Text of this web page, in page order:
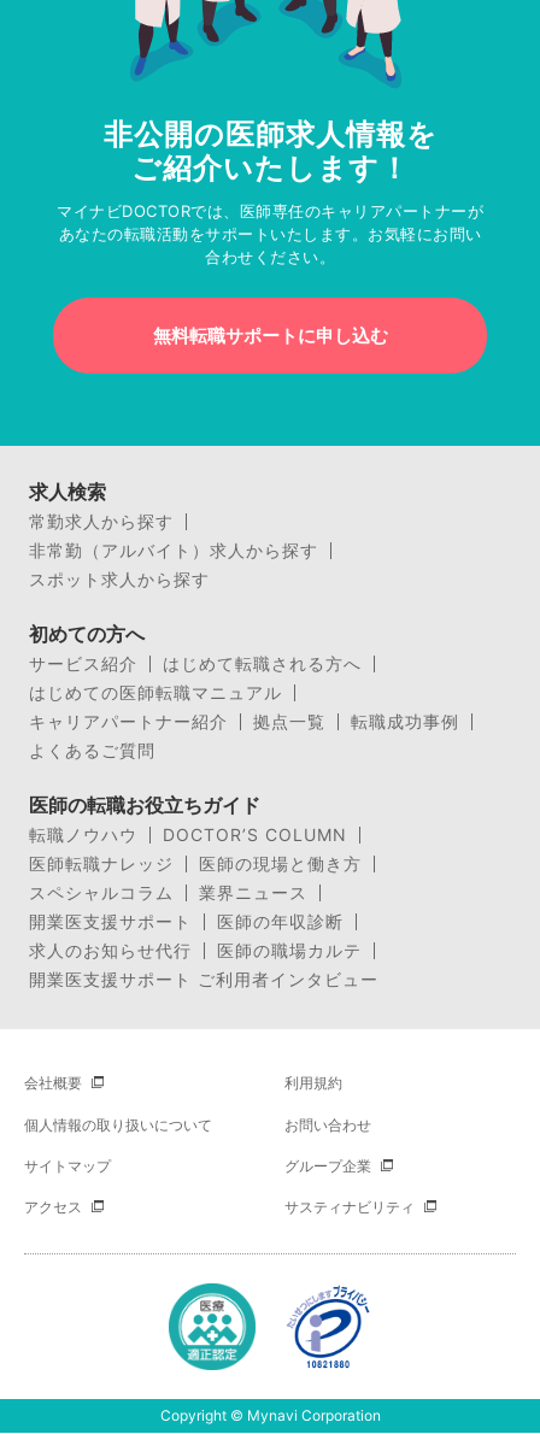
非公開の医師求人情報を
ご紹介いたします！
マイナビDOCTORでは、医師専任のキャリアパートナーが
あなたの転職活動をサポートいたします。お気軽にお問い
合わせください。
無料転職サポートに申し込む
求人検索
常勤求人から探す
非常勤（アルバイト）求人から探す
スポット求人から探す
初めての方へ
サービス紹介
はじめて転職される方へ
はじめての医師転職マニュアル
キャリアパートナー紹介
拠点一覧
転職成功事例
よくあるご質問
医師の転職お役立ちガイド
転職ノウハウ
DOCTOR’S COLUMN
医師転職ナレッジ
医師の現場と働き方
スペシャルコラム
業界ニュース
開業医支援サポート
医師の年収診断
求人のお知らせ代行
医師の職場カルテ
開業医支援サポート ご利用者インタビュー
会社概要 利用規約
個人情報の取り扱いについて お問い合わせ
サイトマップ グループ企業
アクセス サスティナビリティ
Copyright © Mynavi Corporation